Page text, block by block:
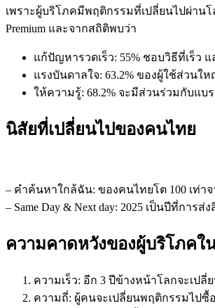
เพราะผู้บริโภคมีพฤติกรรมที่เปลี่ยนไปผ่าน
Premium และจากสถิติพบว่า
แก้ปัญหารวดเร็ว: 55% ชอบวิธีที่เร็ว
แรงบันดาลใจ: 63.2% ของผู้ใช้ส่วนใ
ให้ความรู้: 68.2% จะมีส่วนร่วมกับแ
นิสัยที่เปลี่ยนไปของคนไทย
– คำค้นหาใกล้ฉัน: ของคนไทยโต 100 เท่า
– Same Day & Next day: 2025 เป็นปีที่การ
ความคาดหวังของผู้บริโภคใ
ความเร็ว: อีก 3 ปีข้างหน้าโลกจะเปลี่
ความถี่: ผู้คนจะเปลี่ยนพฤติกรรมไปซื้